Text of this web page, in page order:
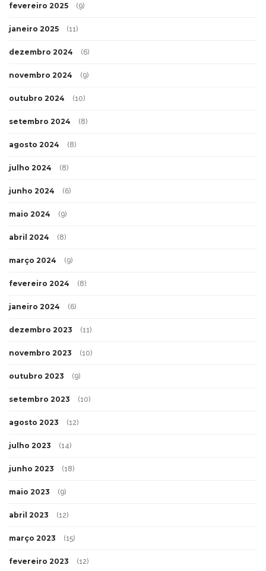
fevereiro 2025 (9)
janeiro 2025 (11)
dezembro 2024 (6)
novembro 2024 (9)
outubro 2024 (10)
setembro 2024 (8)
agosto 2024 (8)
julho 2024 (8)
junho 2024 (6)
maio 2024 (9)
abril 2024 (8)
março 2024 (9)
fevereiro 2024 (8)
janeiro 2024 (6)
dezembro 2023 (11)
novembro 2023 (10)
outubro 2023 (9)
setembro 2023 (10)
agosto 2023 (12)
julho 2023 (14)
junho 2023 (18)
maio 2023 (9)
abril 2023 (12)
março 2023 (15)
fevereiro 2023 (12)